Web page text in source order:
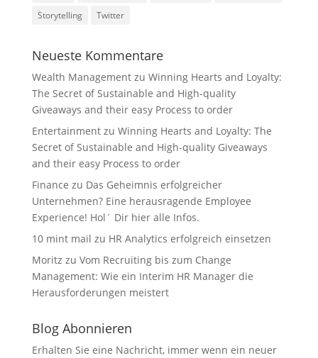
Storytelling
Twitter
Neueste Kommentare
Wealth Managementzu Winning Hearts and Loyalty:
The Secret of Sustainable and High-quality
Giveaways and their easy Process to order
Entertainmentzu Winning Hearts and Loyalty: The
Secret of Sustainable and High-quality Giveaways
and their easy Process to order
Finance zu Das Geheimnis erfolgreicher
Unternehmen? Eine herausragende Employee
Experience! Hol´ Dir hier alle Infos.
10 mint mail zu HR Analytics erfolgreich einsetzen
Moritz zu Vom Recruiting bis zum Change
Management: Wie ein Interim HR Manager die
Herausforderungen meistert
Blog Abonnieren
Erhalten Sie eine Nachricht, immer wenn ein neuer